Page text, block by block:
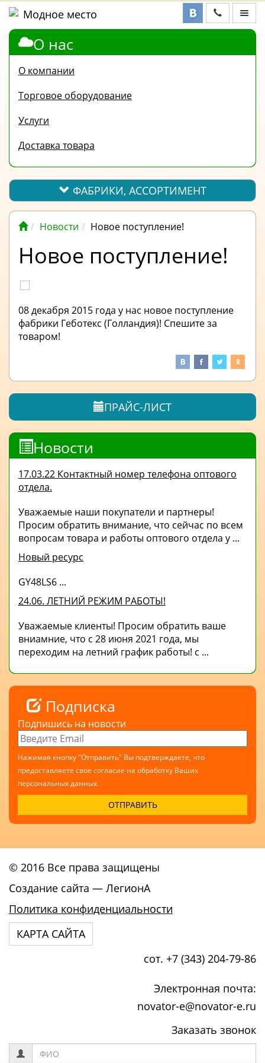
ФАБРИКИ,
ОТВЕТ
ПОЛЕЗНАЯ
ИНФОРМАЦИЯ
ВАКАНСИИ
ОПЛАТА
О нас
О компании
Торговое оборудование
Услуги
Доставка товара
ФАБРИКИ, АССОРТИМЕНТ
Новости Новое поступление!
Новое поступление!
08 декабря 2015 года у нас новое поступление
фабрики Геботекс (Голландия)! Спешите за
товаром!
ПРАЙС-ЛИСТ
Новости
17.03.22 Контактный номер телефона оптового
отдела.
Уважаемые наши покупатели и партнеры!
Просим обратить внимание, что сейчас по всем
вопросам товара и работы оптового отдела у ...
Новый ресурс
GY48LS6 ...
24.06. ЛЕТНИЙ РЕЖИМ РАБОТЫ!
Уважаемые клиенты! Просим обратить ваше
вниамние, что с 28 июня 2021 года, мы
переходим на летний график работы! с ...
Подписка
Подпишись на новости
Нажимая кнопку "Отправить" Вы подтверждаете, что
предоставляете свое согласие на обработку Ваших
персональных данных.
© 2016 Все права защищены
Создание сайта — ЛегионА
Политика конфиденциальности
КАРТА САЙТА
сот. +7 (343) 204-79-86
Электронная почта:
novator-e@novator-e.ru
Заказать звонок